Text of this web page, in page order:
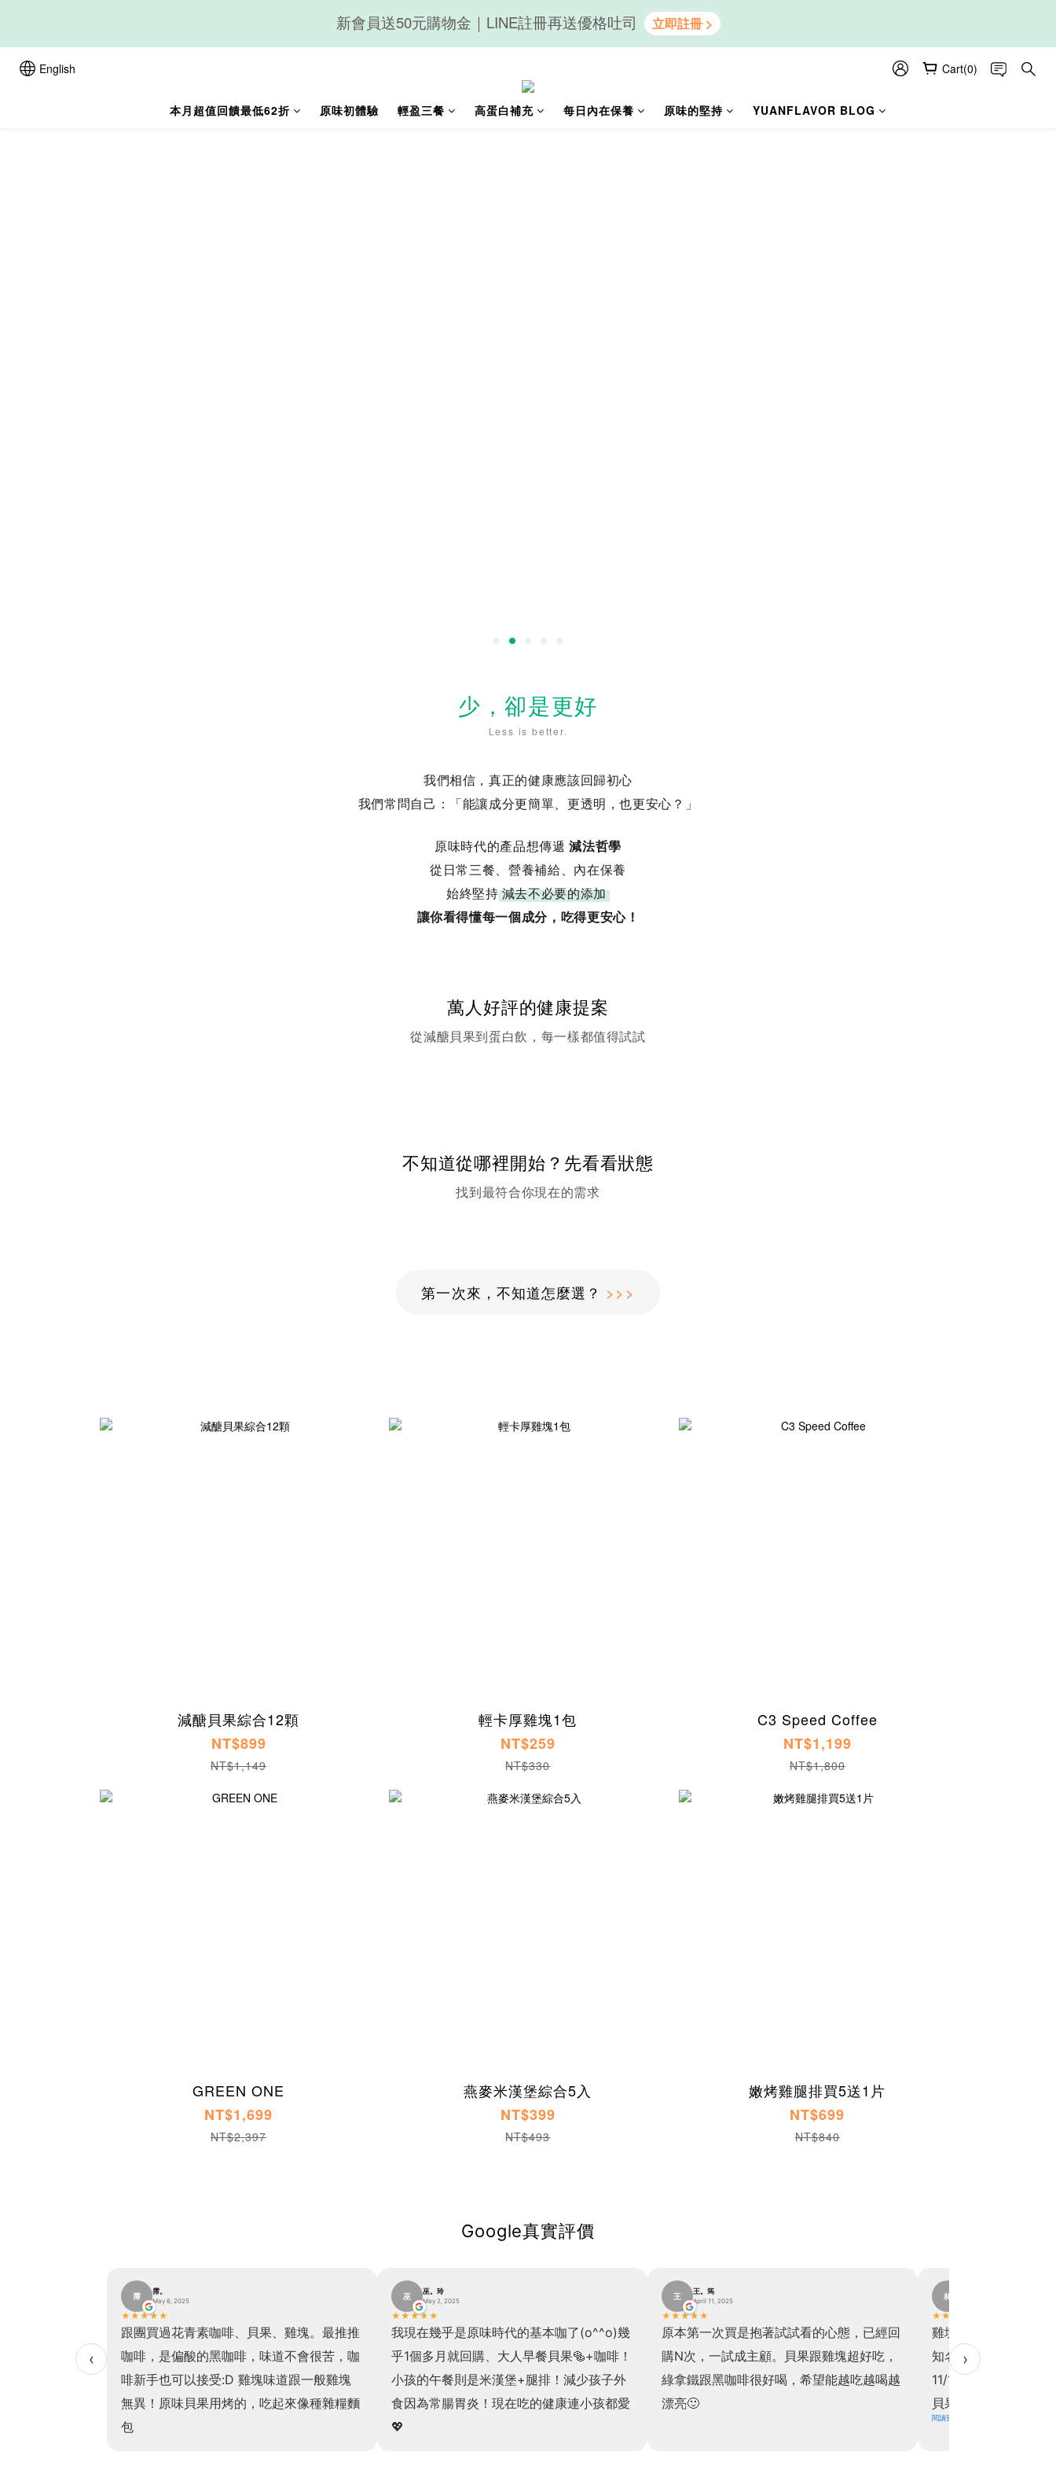
隨心享受｜貝果任選6組$899
新會員送50元購物金｜LINE註冊再送優格吐司
English Cart(0)
本月超值回饋最低62折 原味初體驗 輕盈三餐 高蛋白補充 每日內在保養 原味的堅持 YUANFLAVOR BLOG
少，卻是更好
Less is better.
我們相信，真正的健康應該回歸初心
我們常問自己：「能讓成分更簡單、更透明，也更安心？」
原味時代的產品想傳遞減法哲學
從日常三餐、營養補給、內在保養
始終堅持 減去不必要的添加
讓你看得懂每一個成分，吃得更安心！
萬人好評的健康提案
從減醣貝果到蛋白飲，每一樣都值得試試
不知道從哪裡開始？先看看狀態
找到最符合你現在的需求
第一次來，不知道怎麼選？ >>>
減醣貝果綜合12顆
NT$899
NT$1,149
輕卡厚雞塊1包
NT$259
NT$330
C3 Speed Coffee
NT$1,199
NT$1,800
GREEN ONE
NT$1,699
NT$2,397
燕麥米漢堡綜合5入
NT$399
NT$493
嫩烤雞腿排買5送1片
NT$699
NT$840
Google真實評價
‹
有飽足感且吃
我最愛的是高
霈 霈。
May 6, 2025
★ ★ ★★ ★
跟團買過花青素咖啡、貝果、雞塊。最推推
咖啡，是偏酸的黑咖啡，味道不會很苦，咖
啡新手也可以接受:D 雞塊味道跟一般雞塊
無異！原味貝果用烤的，吃起來像種雜糧麵
包
巫 巫。玲
May 2, 2025
★ ★ ★★ ★
我現在幾乎是原味時代的基本咖了(o^^o)幾
乎1個多月就回購、大人早餐貝果🥯+咖啡！
小孩的午餐則是米漢堡+腿排！減少孩子外
食因為常腸胃炎！現在吃的健康連小孩都愛
💖
王 王。筠
April 11, 2025
★ ★ ★★ ★
原本第一次買是抱著試試看的心態，已經回
購N次，一試成主顧。貝果跟雞塊超好吃，
綠拿鐵跟黑咖啡很好喝，希望能越吃越喝越
漂亮🙂
林
★ ★
雞塊真的超級超級超
知名速食好吃！！於
11/11直接下單買六送
貝果也是，關於飲食
上天派來讓我解饞的
閱讀更多
›